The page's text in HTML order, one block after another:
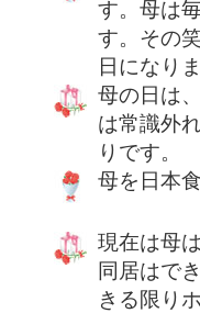
す。母は
す。その
日になり
母の日は
は常識外
りです。
母を日本
現在は母
同居はで
きる限り